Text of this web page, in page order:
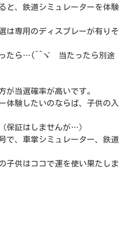
と、鉄道シミュレーターを体験
は専用のディスプレーが有りそ
ったら…(^^ゞ 当たったら別途
が当選確率が高いです。
体験したいのならば、子供の入
保証はしませんが…）
で、車掌シミュレーター、鉄道
子供はココで運を使い果たしま